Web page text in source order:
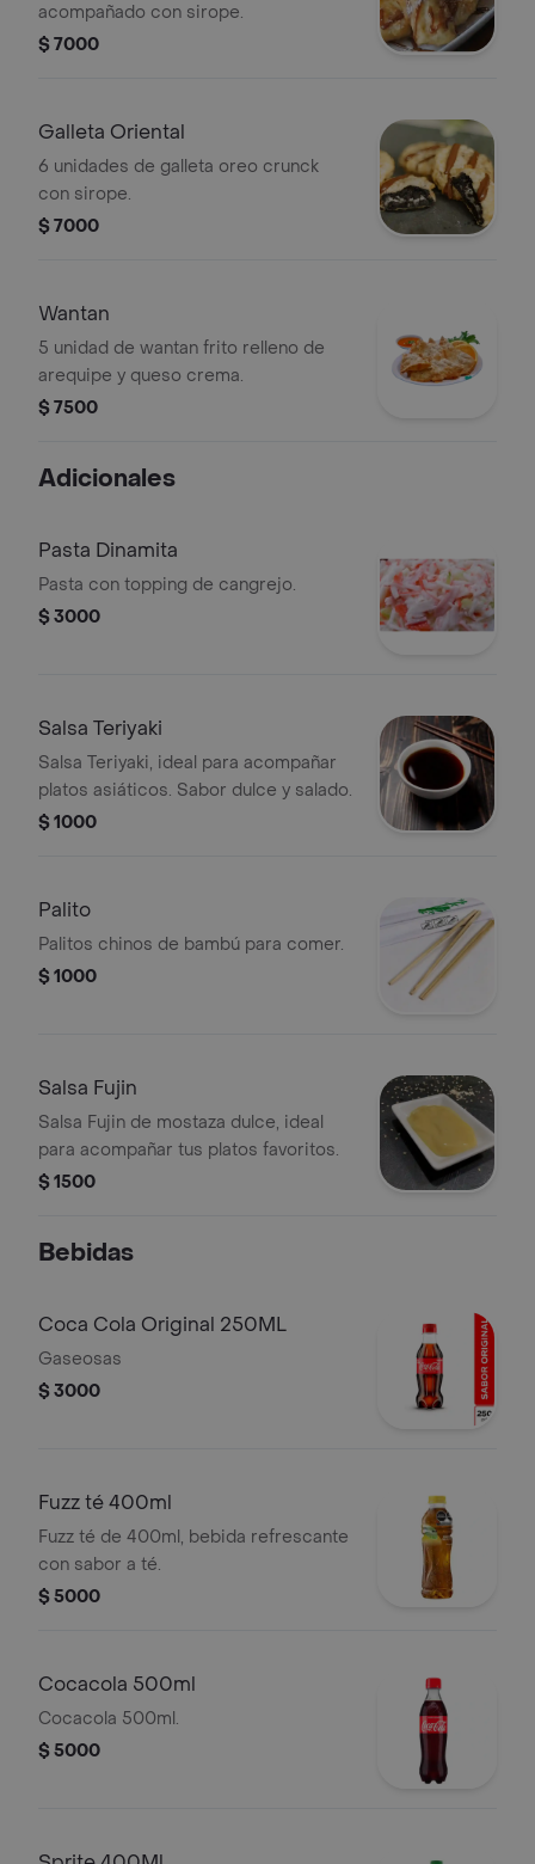
acompañado con sirope.
$ 7000
Galleta Oriental
6 unidades de galleta oreo crunck
con sirope.
$ 7000
Wantan
5 unidad de wantan frito relleno de
arequipe y queso crema.
$ 7500
Adicionales
Pasta Dinamita
Pasta con topping de cangrejo.
$ 3000
Salsa Teriyaki
Salsa Teriyaki, ideal para acompañar
platos asiáticos. Sabor dulce y salado.
$ 1000
Palito
Palitos chinos de bambú para comer.
$ 1000
Salsa Fujin
Salsa Fujin de mostaza dulce, ideal
para acompañar tus platos favoritos.
$ 1500
Bebidas
Coca Cola Original 250ML
Gaseosas
$ 3000
Fuzz té 400ml
Fuzz té de 400ml, bebida refrescante
con sabor a té.
$ 5000
Cocacola 500ml
Cocacola 500ml.
$ 5000